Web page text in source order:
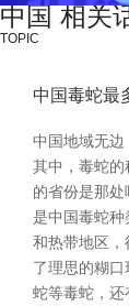
中国 相关
TOPIC
中国毒蛇最
中国地域无边
其中，毒蛇
的省份是那
是中国毒蛇
和热带地区
了理思的糊
蛇等毒蛇，还